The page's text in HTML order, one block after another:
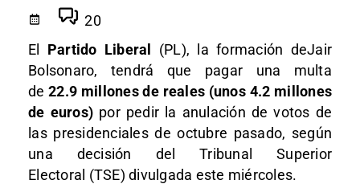
20
El Partido Liberal
(PL), la formación deJair
Bolsonaro, tendrá que pagar una multa
de22.9 millones de reales (unos 4.2 millones
de euros) por pedir la anulación de votos de
las presidenciales de octubre pasado, según
una decisión del Tribunal Superior
Electoral (TSE) divulgada este miércoles.